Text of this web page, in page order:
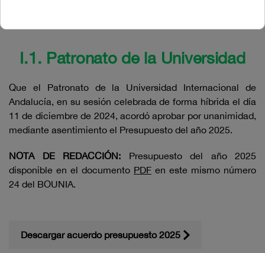
I.1. Patronato de la Universidad
Que el Patronato de la Universidad Internacional de
Andalucía, en su sesión celebrada de forma híbrida el día
11 de diciembre de 2024, acordó aprobar por unanimidad,
mediante asentimiento el Presupuesto del año 2025.
NOTA DEREDACCIÓN: Presupuesto del año 2025
disponible en el documento PDF en este mismo número
24 del BOUNIA.
Descargar acuerdo presupuesto 2025